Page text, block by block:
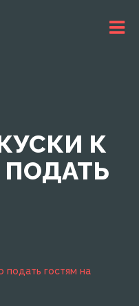
К
ПОДАТЬ
подать гостям на